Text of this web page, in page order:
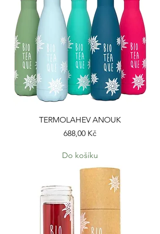
TERMOLAHEV ANOUK
Cena
688,00 Kč
Do košíku